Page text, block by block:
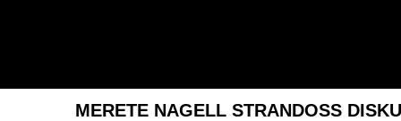
MERETE NAGELL STRANDOSS